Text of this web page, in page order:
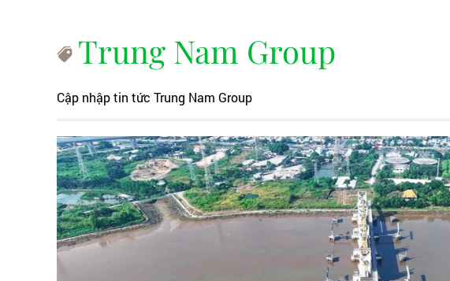
Trung Nam Group
Cập nhập tin tức Trung Nam Group